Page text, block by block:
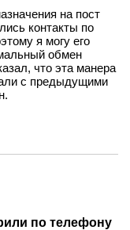
на пост
контакты по
я могу его
обмен
что эта манера
с предыдущими
по телефону